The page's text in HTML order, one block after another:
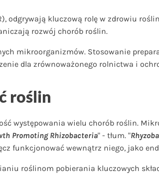
odgrywają kluczową rolę w zdrowiu
rozwój chorób roślin.
mikroorganizmów. Stosowanie
dla zrównoważonego rolnictwa i
roślin
występowania wielu chorób roślin.
Promoting Rhizobacteria" - tłum. "
funkcjonować wewnątrz niego, jako
roślinom pobierania kluczowych